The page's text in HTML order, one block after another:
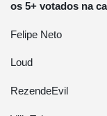
os 5+ votados na
Felipe Neto
Loud
RezendeEvil